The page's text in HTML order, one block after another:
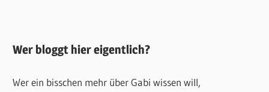
Wer bloggt hier eigentlich?
Wer ein bisschen mehr über Gabi wissen will,